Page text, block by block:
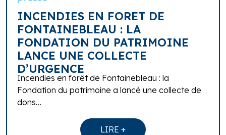
INCENDIES EN FORET DE
FONTAINEBLEAU : LA
FONDATION DU PATRIMOINE
LANCE UNE COLLECTE
D’URGENCE
Incendies en forêt de Fontainebleau : la
Fondation du patrimoine a lancé une collecte de
dons…
LIRE +